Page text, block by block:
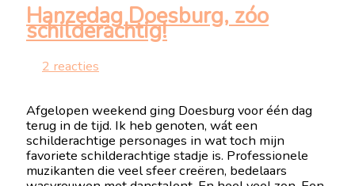
Hanzedag Doesburg, zóo
schilderachtig!
2 reacties
Afgelopen weekend ging Doesburg voor één dag
terug in de tijd. Ik heb genoten, wát een
schilderachtige personages in wat toch mijn
favoriete schilderachtige stadje is. Professionele
muzikanten die veel sfeer creëren, bedelaars